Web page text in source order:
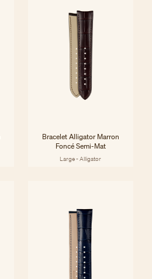
Bracelet Alligator Marron
Foncé Semi-Mat
Large - Alligator